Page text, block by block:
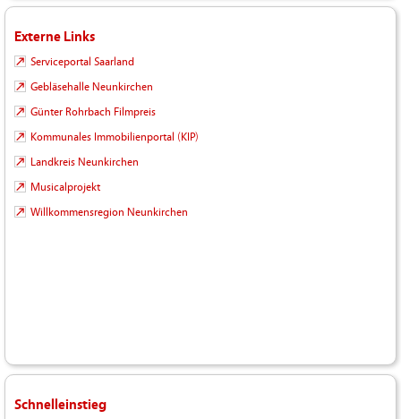
Externe Links
Serviceportal Saarland
Gebläsehalle Neunkirchen
Günter Rohrbach Filmpreis
Kommunales Immobilienportal (KIP)
Landkreis Neunkirchen
Musicalprojekt
Willkommensregion Neunkirchen
Schnelleinstieg